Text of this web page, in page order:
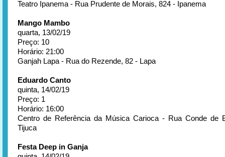
Teatro Ipanema - Rua Prudente de Morais, 824 - Ipanema
Mango Mambo
quarta, 13/02/19
Preço: 10
Horário: 21:00
Ganjah Lapa - Rua do Rezende, 82 - Lapa
Eduardo Canto
quinta, 14/02/19
Preço: 1
Horário: 16:00
Centro de Referência da Música Carioca - Rua Conde de
Tijuca
Festa Deep in Ganja